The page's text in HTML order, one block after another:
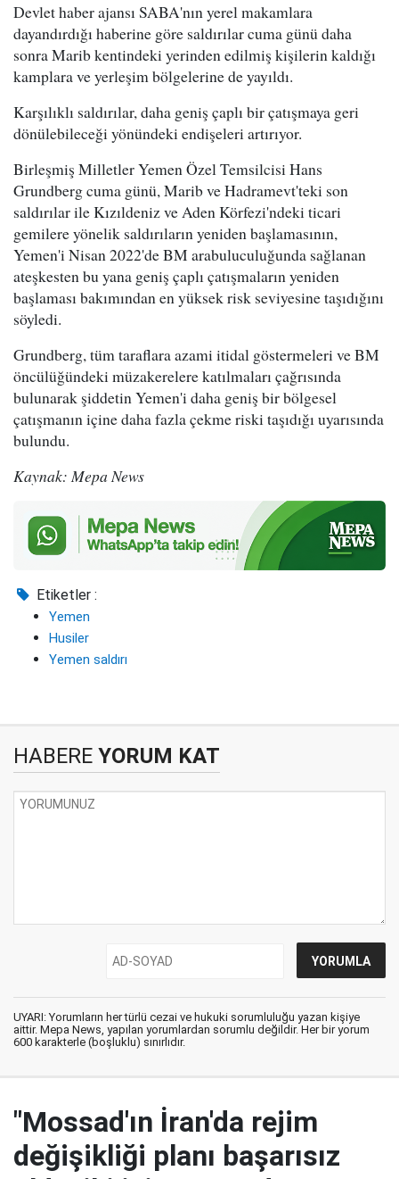
Devlet haber ajansı SABA'nın yerel makamlara
dayandırdığı haberine göre saldırılar cuma günü daha
sonra Marib kentindeki yerinden edilmiş kişilerin kaldığı
kamplara ve yerleşim bölgelerine de yayıldı.
Karşılıklı saldırılar, daha geniş çaplı bir çatışmaya geri
dönülebileceği yönündeki endişeleri artırıyor.
Birleşmiş Milletler Yemen Özel Temsilcisi Hans
Grundberg cuma günü, Marib ve Hadramevt'teki son
saldırılar ile Kızıldeniz ve Aden Körfezi'ndeki ticari
gemilere yönelik saldırıların yeniden başlamasının,
Yemen'i Nisan 2022'de BM arabuluculuğunda sağlanan
ateşkesten bu yana geniş çaplı çatışmaların yeniden
başlaması bakımından en yüksek risk seviyesine taşıdığını
söyledi.
Grundberg, tüm taraflara azami itidal göstermeleri ve BM
öncülüğündeki müzakerelere katılmaları çağrısında
bulunarak şiddetin Yemen'i daha geniş bir bölgesel
çatışmanın içine daha fazla çekme riski taşıdığı uyarısında
bulundu.
Kaynak: Mepa News
Etiketler :
Yemen
Husiler
Yemen saldırı
HABERE YORUM KAT
UYARI: Yorumların her türlü cezai ve hukuki sorumluluğu yazan kişiye
aittir. Mepa News, yapılan yorumlardan sorumlu değildir. Her bir yorum
600 karakterle (boşluklu) sınırlıdır.
"Mossad'ın İran'da rejim
değişikliği planı başarısız